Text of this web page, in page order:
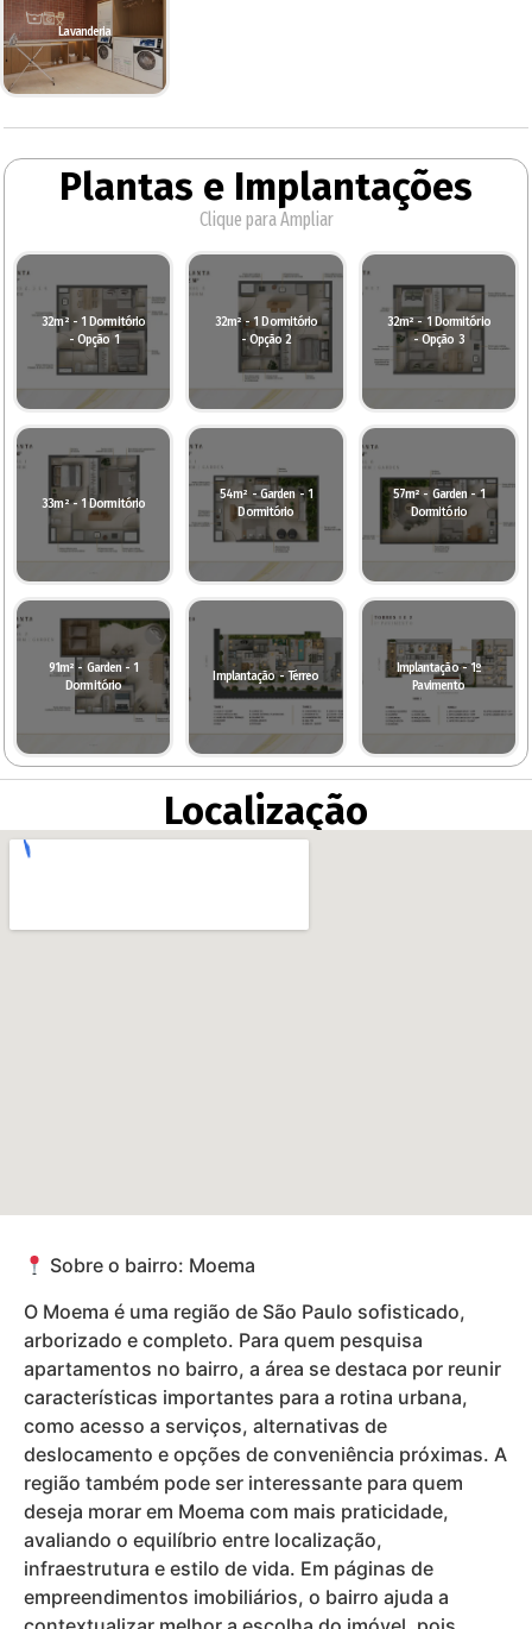
Lavanderia
Plantas e Implantações
Clique para Ampliar
32m² - 1 Dormitório
- Opção 1
32m² - 1 Dormitório
- Opção 2
32m² - 1 Dormitório
- Opção 3
33m² - 1 Dormitório
54m² - Garden - 1
Dormitório
57m² - Garden - 1
Dormitório
91m² - Garden - 1
Dormitório
Implantação - Térreo
Implantação - 1º
Pavimento
Localização
Sobre o bairro: Moema
O Moema é uma região de São Paulo sofisticado,
arborizado e completo. Para quem pesquisa
apartamentos no bairro, a área se destaca por reunir
características importantes para a rotina urbana,
como acesso a serviços, alternativas de
deslocamento e opções de conveniência próximas. A
região também pode ser interessante para quem
deseja morar em Moema com mais praticidade,
avaliando o equilíbrio entre localização,
infraestrutura e estilo de vida. Em páginas de
empreendimentos imobiliários, o bairro ajuda a